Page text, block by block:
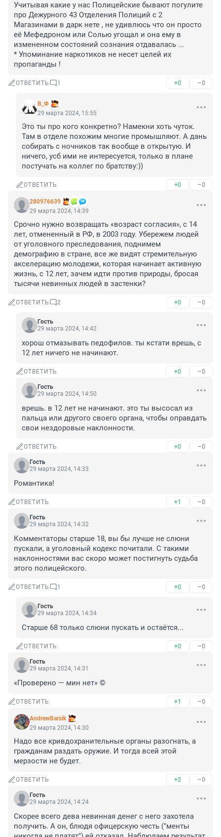
Учитывая какие у нас Полицейские бывают погулите
про Дежурного 43 Отделения Полиций с 2
Магазинами в дарк нете , не удивлюсь что он просто
её Мефедроном или Солью угощал и она ему в
измененном состояний сознания отдавалась ...
* Упоминание наркотиков не несет целей их
пропаганды !
ОТВЕТИТЬ 1 +0 –0
В_Ф
29 марта 2024, 15:55
Это ты про кого конкретно? Намекни хоть чуток.
Там в отделе похожим многие промышляют. А дань
собирать с ночников так вообще в открытую. И
ничего, усб ими не интересуется, только в плане
постучать на коллег по братству:))
ОТВЕТИТЬ +0 –0
280976639
29 марта 2024, 14:39
Срочно нужно возвращать «возраст согласия», с 14
лет, отмененный в РФ, в 2003 году. Убережем людей
от уголовного преследования, поднимем
демографию в стране, все же видят стремительную
акселерацию молодежи, которая начинает активную
жизнь, с 12 лет, зачем идти против природы, бросая
тысячи невинных людей в застенки?
ОТВЕТИТЬ 2 +0 –0
Гость
29 марта 2024, 14:42
хорош отмазывать педофилов. ты кстати врешь, с
12 лет ничего не начинают.
ОТВЕТИТЬ +0 –0
Гость
29 марта 2024, 14:50
врешь. в 12 лет не начинают. это ты высосал из
пальца или другого своего органа, чтобы оправдать
свои нездоровые наклонности.
ОТВЕТИТЬ +0 –0
Гость
29 марта 2024, 14:33
Романтика!
ОТВЕТИТЬ +1 –0
Гость
29 марта 2024, 14:32
Комментаторы старше 18, вы бы лучше не слюни
пускали, а уголовный кодекс почитали. С такими
наклонностями вас скоро может постигнуть судьба
этого полицейского.
ОТВЕТИТЬ 1 +0 –0
Гость
29 марта 2024, 14:34
Старше 68 только слюни пускать и остаётся...
ОТВЕТИТЬ +0 –0
Гость
29 марта 2024, 14:31
«Проверено — мин нет» ©
ОТВЕТИТЬ +1 –0
AndrewBarsik
29 марта 2024, 14:30
Надо все кривдохранительные органы разогнать, а
гражданам раздать оружие. И тогда всей этой
мерзости не будет.
ОТВЕТИТЬ +2 –0
Гость
29 марта 2024, 14:24
Скорее всего дева невинная денег с него захотела
получить. А он, блюдя офицерскую честь ("менты